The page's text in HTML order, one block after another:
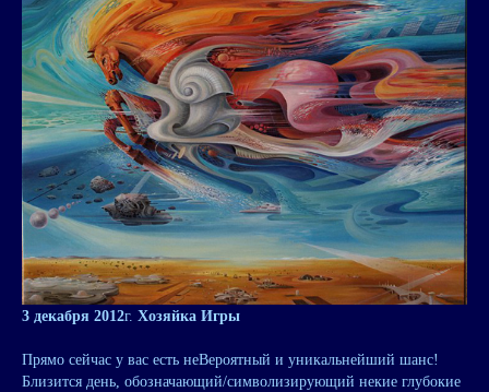
3 декабря 2012г. Хозяйка Игры
Прямо сейчас у вас есть неВероятный и уникальнейший шанс!
Близится день, обозначающий/символизирующий некие глубокие